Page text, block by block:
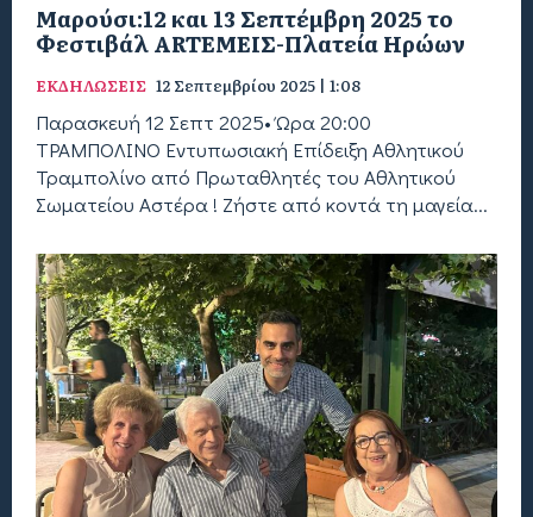
Μαρούσι:12 και 13 Σεπτέμβρη 2025 το
Φεστιβάλ ARTΕΜΕΙΣ-Πλατεία Ηρώων
ΕΚΔΗΛΩΣΕΙΣ 12 Σεπτεμβρίου 2025 | 1:08
Παρασκευή 12 Σεπτ 2025• Ώρα 20:00
ΤΡΑΜΠΟΛΙΝΟ Εντυπωσιακή Επίδειξη Αθλητικού
Τραμπολίνο από Πρωταθλητές του Αθλητικού
Σωματείου Αστέρα ! Ζήστε από κοντά τη μαγεία...